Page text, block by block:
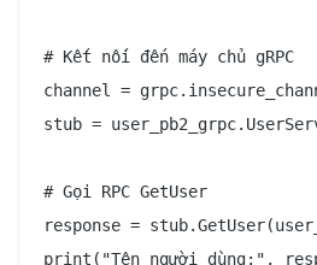
# Kết nối đến máy chủ gRPC
channel =
stub =
# Gọi RPC GetUser
response =